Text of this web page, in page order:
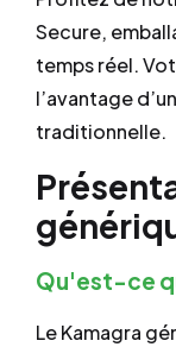
Secure,
temps réel.
l’avantage
traditionnelle.
Qu'est-ce
Le Kamagra